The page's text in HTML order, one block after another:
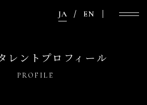
JA EN
レントプロフィール
PROFILE